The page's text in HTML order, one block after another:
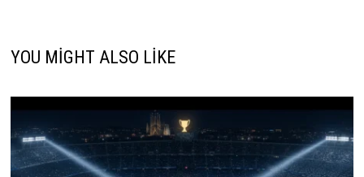
YOU MIGHT ALSO LIKE